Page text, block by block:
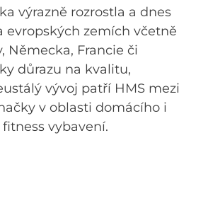
výrazně rozrostla a dnes
evropských zemích včetně
Německa, Francie či
důrazu na kvalitu,
vývoj patří HMS mezi
v oblasti domácího i
vybavení.